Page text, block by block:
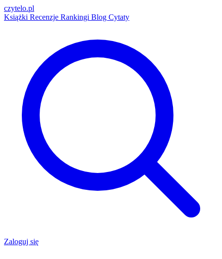
czytelo.pl
Książki Recenzje Rankingi Blog Cytaty
Zaloguj się